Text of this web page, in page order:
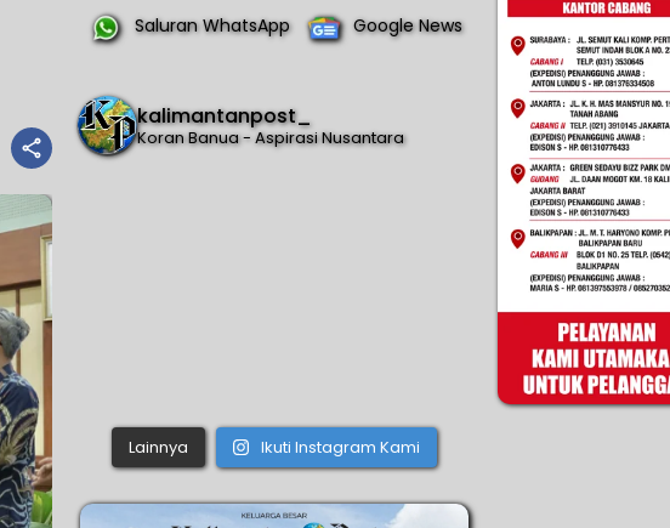
Saluran WhatsApp Google News
kalimantanpost_
Koran Banua - Aspirasi Nusantara
Lainnya Ikuti Instagram Kami